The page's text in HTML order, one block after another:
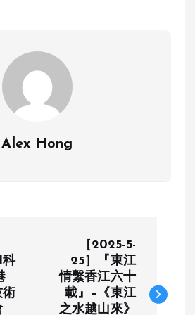
Alex Hong
科
術
［2025-5-
25］『東江
情繫香江六十
載』–《東江
之水越山來》